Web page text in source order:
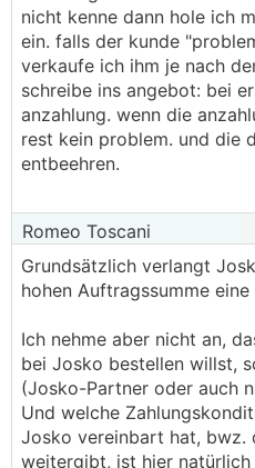
nicht kenne dann hole ich
ein. falls der kunde
verkaufe ich ihm je nach
schreibe ins angebot: bei
anzahlung. wenn die
rest kein problem. und die
entbeehren.
Romeo Toscani
Grundsätzlich verlangt
hohen Auftragssumme eine
Ich nehme aber nicht an,
bei Josko bestellen willst,
(Josko-Partner oder auch
Und welche
Josko vereinbart hat, bwz.
weitergibt, ist hier